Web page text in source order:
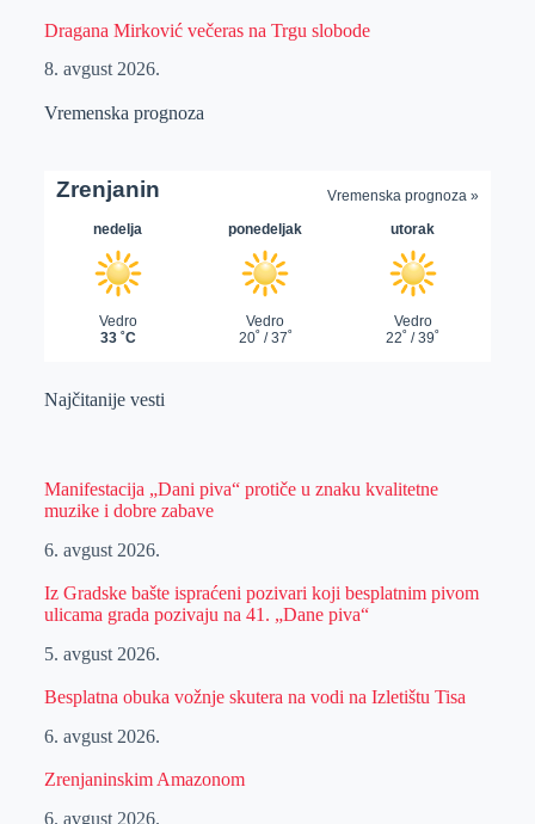
Dragana Mirković večeras na Trgu slobode
8. avgust 2026.
Vremenska prognoza
Najčitanije vesti
Manifestacija „Dani piva“ protiče u znaku kvalitetne
muzike i dobre zabave
6. avgust 2026.
Iz Gradske bašte ispraćeni pozivari koji besplatnim pivom
ulicama grada pozivaju na 41. „Dane piva“
5. avgust 2026.
Besplatna obuka vožnje skutera na vodi na Izletištu Tisa
6. avgust 2026.
Zrenjaninskim Amazonom
6. avgust 2026.